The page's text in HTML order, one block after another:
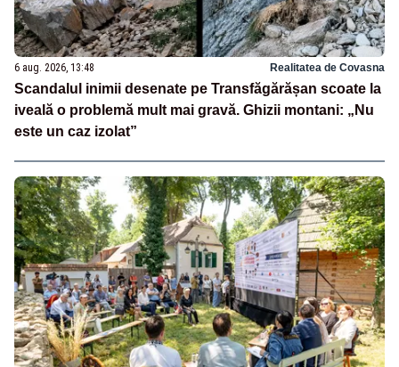
6 aug. 2026, 13:48 Realitatea de Covasna
Scandalul inimii desenate pe Transfăgărășan scoate la
iveală o problemă mult mai gravă. Ghizii montani: „Nu
este un caz izolat”